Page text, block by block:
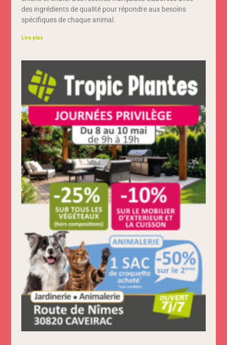
des ingrédients de qualité pour répondre aux besoins
spécifiques de chaque animal.
Lire plus